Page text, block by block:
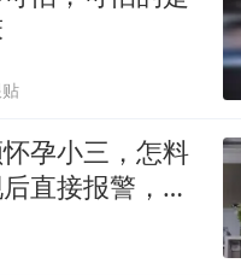
孕小三，怎料
直接报警，这